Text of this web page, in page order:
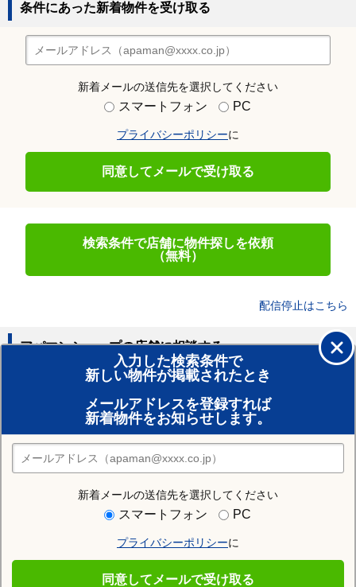
条件にあった新着物件を受け取る
新着メールの送信先を選択してください
スマートフォン PC
プライバシーポリシーに
同意してメールで受け取る
検索条件で店舗に物件探しを依頼
（無料）
配信停止はこちら
入力した検索条件で
新しい物件が掲載されたとき
メールアドレスを登録すれば
新着物件をお知らせします。
新着メールの送信先を選択してください
スマートフォン PC
プライバシーポリシーに
同意してメールで受け取る
アパマンショップの店舗に相談する
賃貸のプロがお部屋探し！
おまかせ物件リクエスト
住みたい街の店舗を探す
店舗検索
住む街研究所で滝沢市の情報を見る